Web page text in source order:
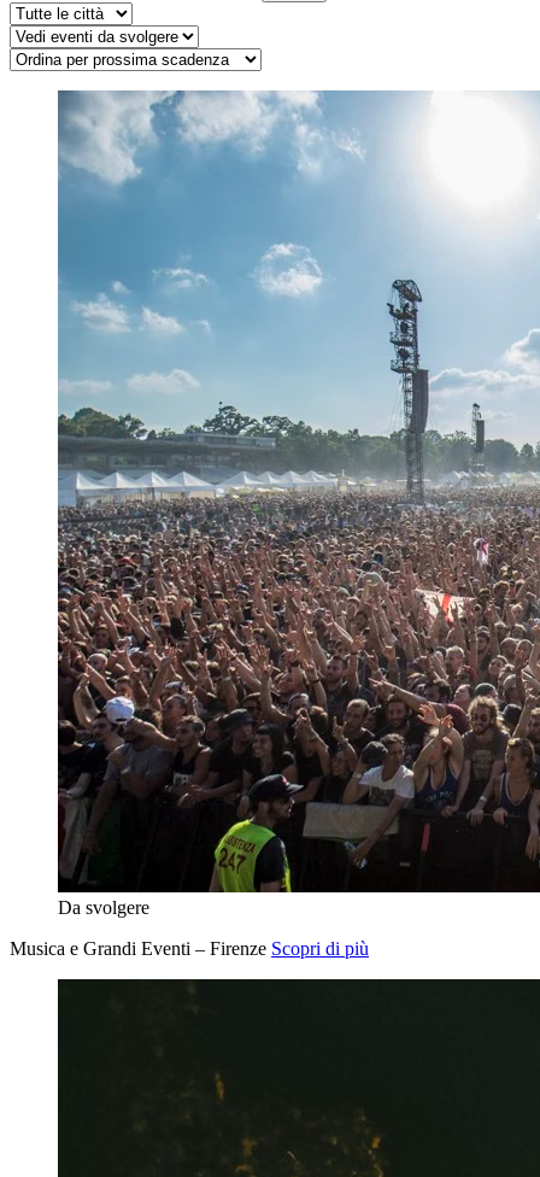
Da svolgere
Musica e Grandi Eventi – Firenze Scopri di più